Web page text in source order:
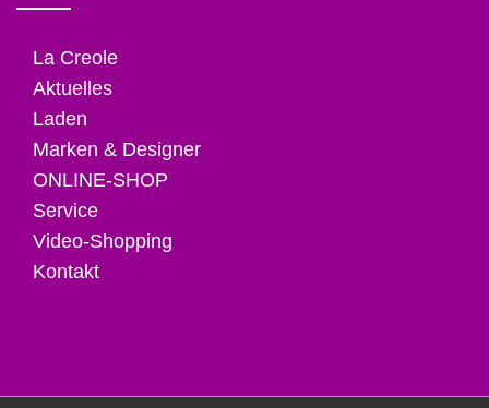
La Creole
Aktuelles
Laden
Marken & Designer
ONLINE-SHOP
Service
Video-Shopping
Kontakt